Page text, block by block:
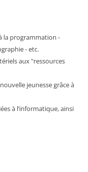
la programmation -
- etc.
aux "ressources
jeunesse grâce à
à l’informatique, ainsi